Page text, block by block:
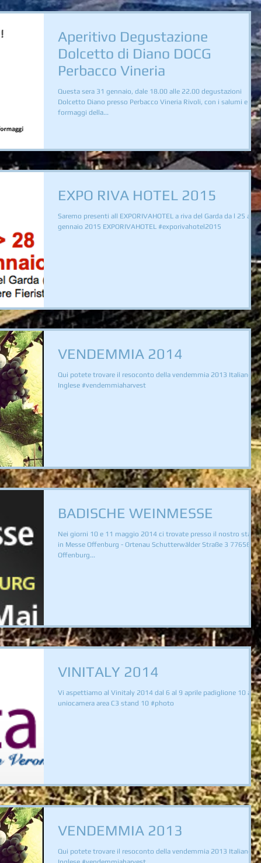
Aperitivo Degustazione
Dolcetto di Diano DOCG
Perbacco Vineria
Questa sera 31 gennaio, dale 18.00 alle 22.00 degustazioni
Dolcetto Diano presso Perbacco Vineria Rivoli, con i salumi e
formaggi della...
EXPO RIVA HOTEL 2015
Saremo presenti all EXPORIVAHOTEL a riva del Garda da l 25 al 28
gennaio 2015 EXPORIVAHOTEL #exporivahotel2015
VENDEMMIA 2014
Qui potete trovare il resoconto della vendemmia 2013 Italiano
Inglese #vendemmiaharvest
BADISCHE WEINMESSE
Nei giorni 10 e 11 maggio 2014 ci trovate presso il nostro stand
in Messe Offenburg - Ortenau Schutterwälder Straße 3 77656
Offenburg...
VINITALY 2014
Vi aspettiamo al Vinitaly 2014 dal 6 al 9 aprile padiglione 10 area
uniocamera area C3 stand 10 #photo
VENDEMMIA 2013
Qui potete trovare il resoconto della vendemmia 2013 Italiano